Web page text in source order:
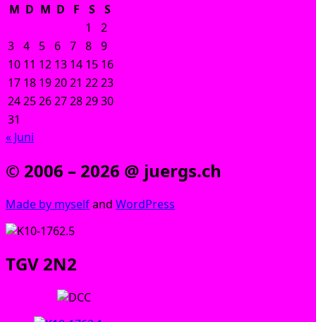
M D M D F S
S
1
2
3 4 5 6 7 8 9
10 11 12 13 14 15 16
17 18 192021 2223
24252627282930
31
« Juni
© 2006 – 2026 @ juergs.ch
Made by mys­elfand Word­Press
TGV 2N2